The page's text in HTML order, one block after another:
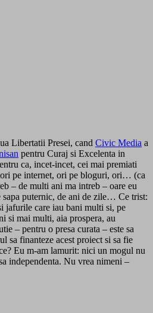
Libertatii Presei, cand Civic Media a
pentru Curaj si Excelenta in
ca, incet-incet, cei mai premiati
pe internet, ori pe bloguri, ori… (ca
– de multi ani ma intreb – oare eu
sapa puternic, de ani de zile… Ce trist:
jafurile care iau bani multi si, pe
si mai multi, aia prospera, au
– pentru o presa curata – este sa
sa finanteze acest proiect si sa fie
Eu m-am lamurit: nici un mogul nu
independenta. Nu vrea nimeni –